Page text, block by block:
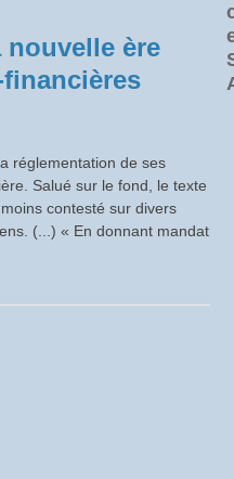
nouvelle ère
réglementation de ses
Salué sur le fond, le texte
contesté sur divers
(...) « En donnant mandat